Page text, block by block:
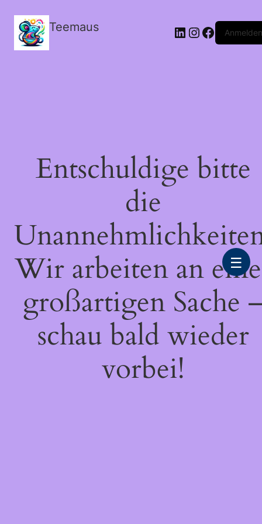
Teemaus LinkedIn
Instagram
FacebookAnmelden
Entschuldige bitte
die
Wir arbeiten an
großartigen Sache
schau bald wieder
vorbei!
☰